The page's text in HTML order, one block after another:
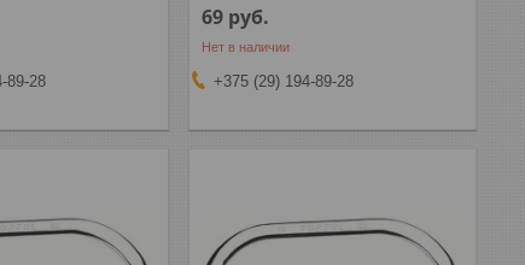
89-28
69 руб.
Нет в наличии
+375 (29) 194-89-28